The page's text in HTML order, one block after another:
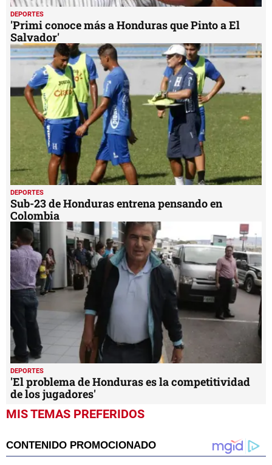
DEPORTES
'Primi conoce más a Honduras que Pinto a El
Salvador'
DEPORTES
Sub-23 de Honduras entrena pensando en
Colombia
DEPORTES
'El problema de Honduras es la competitividad
de los jugadores'
MIS TEMAS PREFERIDOS